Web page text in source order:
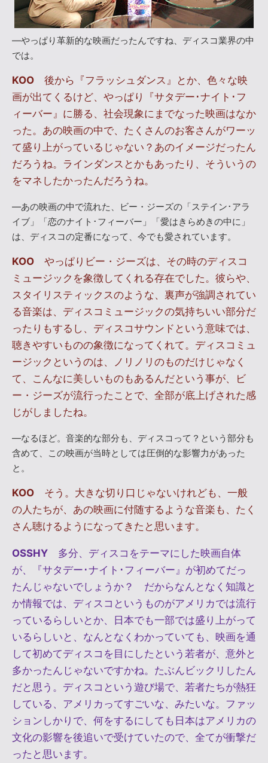
―やっぱり革新的な映画だったんですね、ディスコ業界の中
では。
KOO 後から『フラッシュダンス』とか、色々な映
画が出てくるけど、やっぱり『サタデー･ナイト･フ
ィーバー』に勝る、社会現象にまでなった映画はなか
った。あの映画の中で、たくさんのお客さんがワーッ
て盛り上がっているじゃない？あのイメージだったん
だろうね。ラインダンスとかもあったり、そういうの
をマネしたかったんだろうね。
―あの映画の中で流れた、ビー・ジーズの「ステイン･アラ
イブ」「恋のナイト･フィーバー」「愛はきらめきの中に」
は、ディスコの定番になって、今でも愛されています。
KOO やっぱりビー・ジーズは、その時のディスコ
ミュージックを象徴してくれる存在でした。彼らや、
スタイリスティックスのような、裏声が強調されてい
る音楽は、ディスコミュージックの気持ちいい部分だ
ったりもするし、ディスコサウンドという意味では、
聴きやすいものの象徴になってくれて。ディスコミュ
ージックというのは、ノリノリのものだけじゃなく
て、こんなに美しいものもあるんだという事が、ビ
ー・ジーズが流行ったことで、全部が底上げされた感
じがしましたね。
―なるほど。音楽的な部分も、ディスコって？という部分も
含めて、この映画が当時としては圧倒的な影響力があった
と。
KOO そう。大きな切り口じゃないけれども、一般
の人たちが、あの映画に付随するような音楽も、たく
さん聴けるようになってきたと思います。
OSSHY 多分、ディスコをテーマにした映画自体
が、『サタデー･ナイト･フィーバー』が初めてだっ
たんじゃないでしょうか？ だからなんとなく知識と
か情報では、ディスコというものがアメリカでは流行
っているらしいとか、日本でも一部では盛り上がって
いるらしいと、なんとなくわかっていても、映画を通
して初めてディスコを目にしたという若者が、意外と
多かったんじゃないですかね。たぶんビックリしたん
だと思う。ディスコという遊び場で、若者たちが熱狂
している、アメリカってすごいな、みたいな。ファッ
ションしかりで、何をするにしても日本はアメリカの
文化の影響を後追いで受けていたので、全てが衝撃だ
ったと思います。